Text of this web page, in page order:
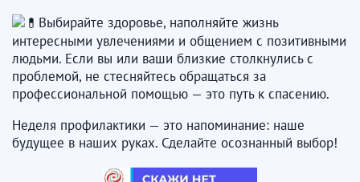
Выбирайте здоровье, наполняйте жизнь
интересными увлечениями и общением с позитивными
людьми. Если вы или ваши близкие столкнулись с
проблемой, не стесняйтесь обращаться за
профессиональной помощью — это путь к спасению.
Неделя профилактики — это напоминание: наше
будущее в наших руках. Сделайте осознанный выбор!